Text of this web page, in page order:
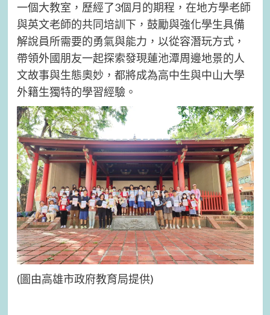
一個大教室，歷經了3個月的期程，在地方學老師
與英文老師的共同培訓下，鼓勵與強化學生具備
解說員所需要的勇氣與能力，以從容潛玩方式，
帶領外國朋友一起探索發現蓮池潭周邊地景的人
文故事與生態奧妙，都將成為高中生與中山大學
外籍生獨特的學習經驗。
(圖由高雄市政府教育局提供)